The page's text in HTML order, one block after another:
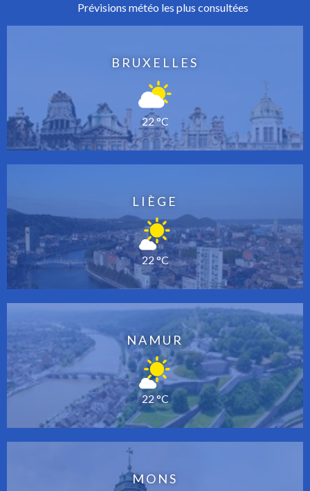
Prévisions météo les plus consultées
BRUXELLES
22 °C
LIÈGE
22 °C
NAMUR
22 °C
MONS